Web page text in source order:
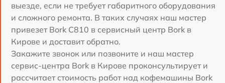
выезде, если не требует габаритного оборудования
и сложного ремонта. В таких случаях наш мастер
привезет Bork C810 в сервисный центр Bork в
Кирове и доставит обратно.
Закажите звонок или позвоните и наш мастер
сервис-центра Bork в Кирове проконсультирует и
рассчитает стоимость работ над кофемашины Bork